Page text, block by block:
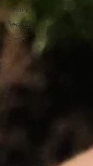
Knitting
Sewing
Crafts